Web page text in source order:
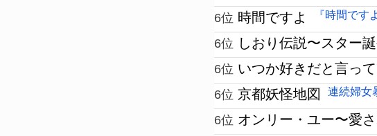
6位 時間ですよ 『時間です
6位 しおり伝説〜スター
6位 いつか好きだと言って
6位 京都妖怪地図 連続婦女
6位 オンリー・ユー〜愛